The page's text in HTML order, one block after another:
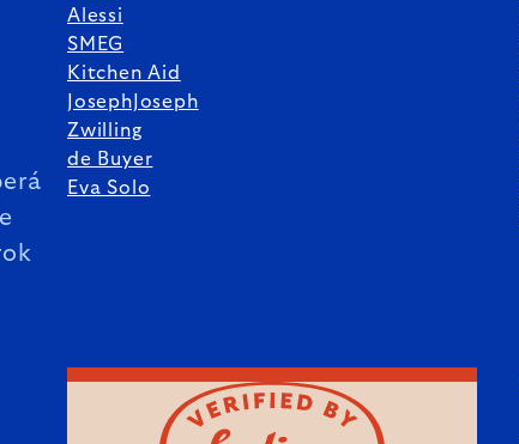
Alessi
SMEG
Kitchen Aid
JosephJoseph
Zwilling
de Buyer
Eva Solo